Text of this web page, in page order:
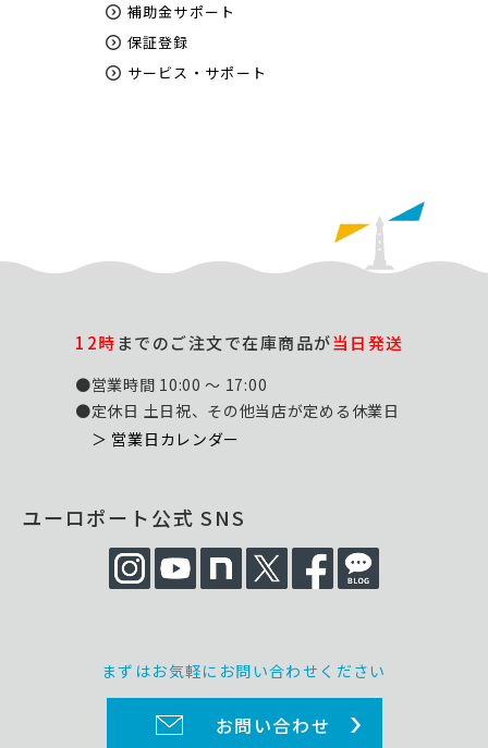
補助金サポート
保証登録
サービス・サポート
12時までのご注文で在庫商品が当日発送
●営業時間 10:00 ～ 17:00
●定休日 土日祝、その他当店が定める休業日
＞ 営業日カレンダー
ユーロポート公式 SNS
まずはお気軽にお問い合わせください
お問い合わせ